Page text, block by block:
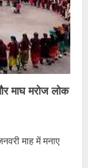
माघ मरोज लोक
माह में मनाए